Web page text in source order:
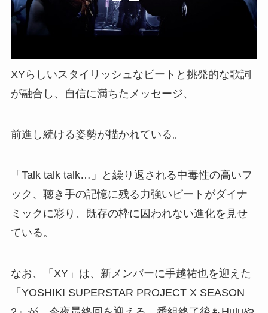
XYらしいスタイリッシュなビートと挑発的な歌詞
が融合し、自信に満ちたメッセージ、
前進し続ける姿勢が描かれている。
「Talk talk talk…」と繰り返される中毒性の高いフ
ック、聴き手の記憶に残る力強いビートがダイナ
ミックに彩り、既存の枠に囚われない進化を見せ
ている。
なお、「XY」は、新メンバーに手越祐也を迎えた
「YOSHIKI SUPERSTAR PROJECT X SEASON